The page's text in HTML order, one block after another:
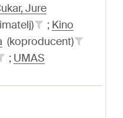
Jure
; Kino
(koproducent)
; UMAS